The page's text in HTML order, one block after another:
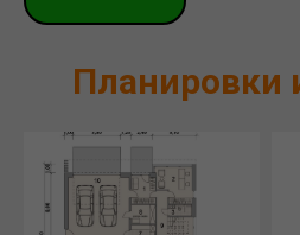
Планировки